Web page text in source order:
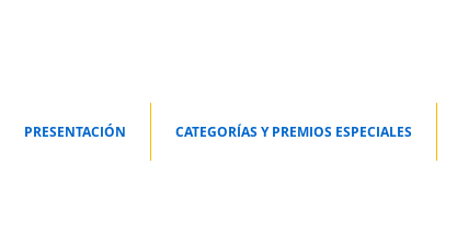
PRESENTACIÓN CATEGORÍAS Y PREMIOS ESPECIALES